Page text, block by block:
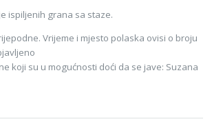
ispiljenih grana sa staze.
Vrijeme i mjesto polaska ovisi o broju
koji su u mogućnosti doći da se jave: Suzana